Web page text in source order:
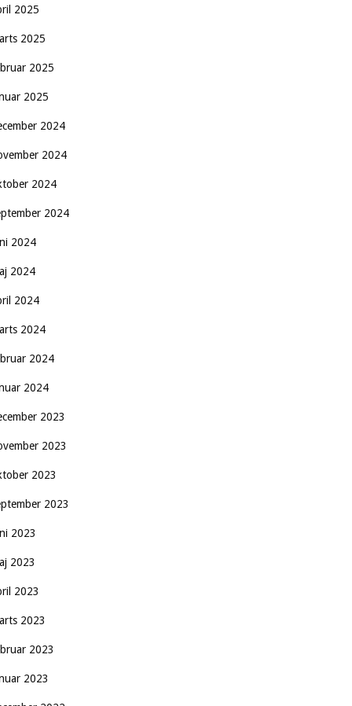
2025
2025
2025
2025
2024
2024
2024
2024
2024
2024
2024
2024
2024
2024
2023
2023
2023
2023
2023
2023
2023
2023
2023
2023